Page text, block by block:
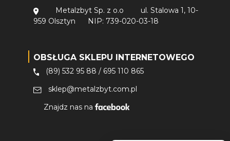
Metalzbyt Sp. z o.o
ul. Stalowa 1, 10-
959 Olsztyn
NIP: 739-020-03-18
OBSŁUGA SKLEPU INTERNETOWEGO
(89) 532 95 88 / 695 110 865
sklep@metalzbyt.com.pl
Znajdz nas na